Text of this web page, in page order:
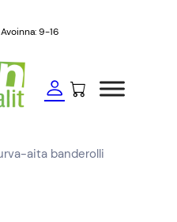
Avoinna: 9-16
aita banderolli